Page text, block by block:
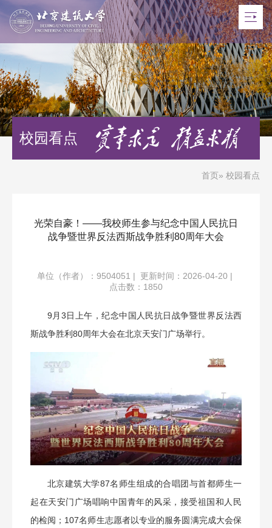
校园看点
首页» 校园看点
光荣自豪！——我校师生参与纪念中国人民抗日
战争暨世界反法西斯战争胜利80周年大会
单位（作者）：9504051 | 更新时间：2026-04-20 |
点击数： 1850
9月3日上午，纪念中国人民抗日战争暨世界反法西
斯战争胜利80周年大会在北京天安门广场举行。
北京建筑大学87名师生组成的合唱团与首都师生一
起在天安门广场唱响中国青年的风采，接受祖国和人民
的检阅；107名师生志愿者以专业的服务圆满完成大会保